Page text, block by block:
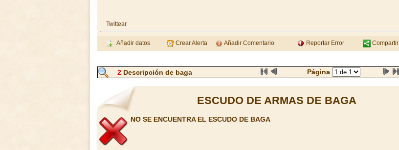
Twittear
Añadir datos Crear Alerta Añadir Comentario Reportar Error Compartir
2Descripción de baga Página
ESCUDO DE ARMAS DE BAGA
NO SE ENCUENTRA EL ESCUDO DE BAGA